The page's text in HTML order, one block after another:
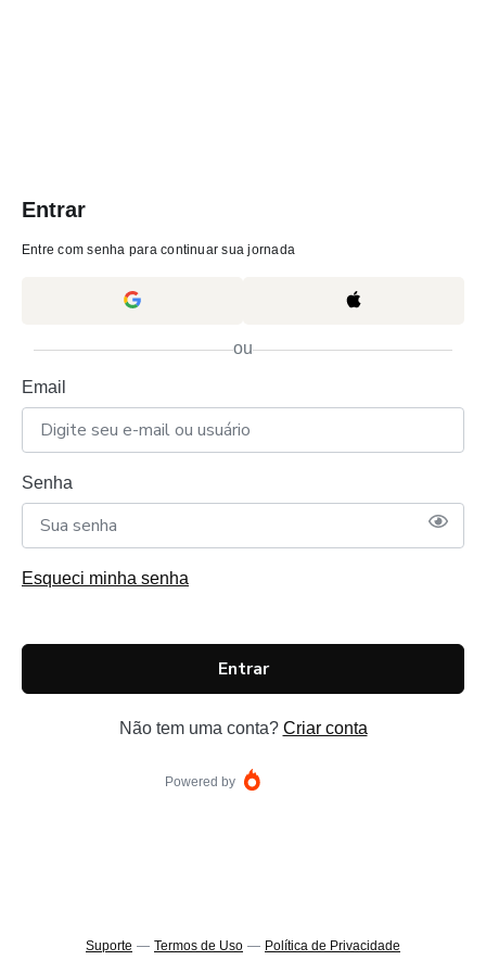
Entrar
Entre com senha para continuar sua jornada
ou
Email
Senha
Esqueci minha senha
Entrar
Não tem uma conta? Criar conta
Powered by
Suporte — Termos de Uso — Política de Privacidade